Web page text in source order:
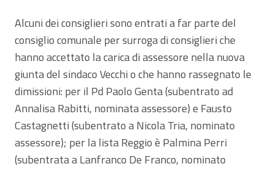
Alcuni dei consiglieri sono entrati a far parte del
consiglio comunale per surroga di consiglieri che
hanno accettato la carica di assessore nella nuova
giunta del sindaco Vecchi o che hanno rassegnato le
dimissioni: per il Pd Paolo Genta (subentrato ad
Annalisa Rabitti, nominata assessore) e Fausto
Castagnetti (subentrato a Nicola Tria, nominato
assessore); per la lista Reggio è Palmina Perri
(subentrata a Lanfranco De Franco, nominato